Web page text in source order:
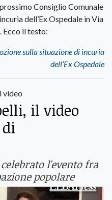
Consiglio Comunale
dell’Ex Ospedale in Via
Ecco il testo:
sulla situazione di incuria
dell’Ex Ospedale
video
il video
l'evento fra
popolare